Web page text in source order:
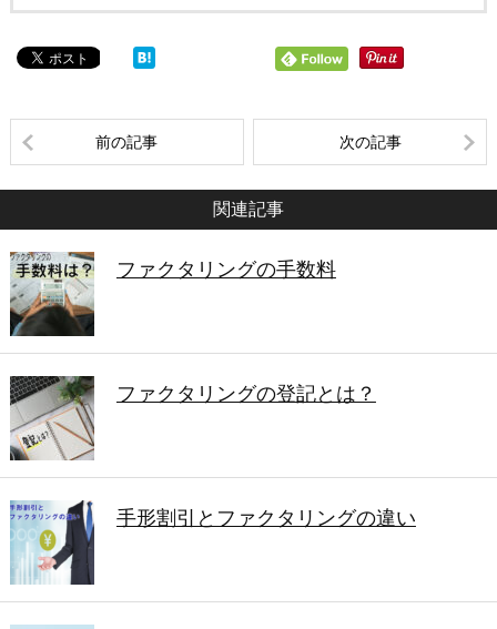
前の記事 次の記事
関連記事
ファクタリングの手数料
ファクタリングの登記とは？
手形割引とファクタリングの違い